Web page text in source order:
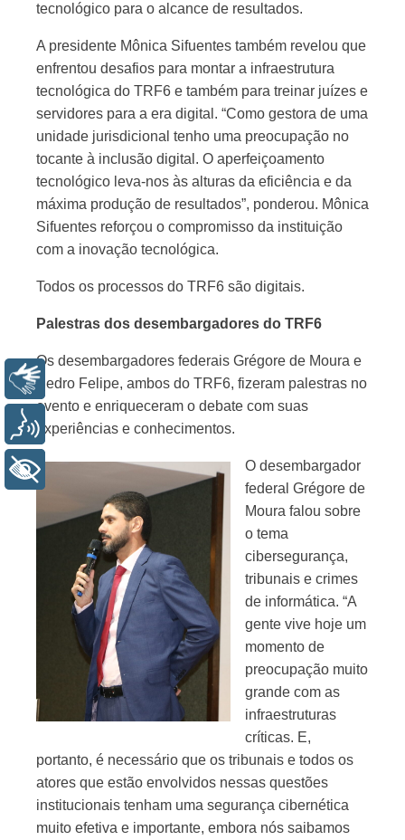
tecnológico para o alcance de resultados.
A presidente Mônica Sifuentes também revelou que
enfrentou desafios para montar a infraestrutura
tecnológica do TRF6 e também para treinar juízes e
servidores para a era digital. “Como gestora de uma
unidade jurisdicional tenho uma preocupação no
tocante à inclusão digital. O aperfeiçoamento
tecnológico leva-nos às alturas da eficiência e da
máxima produção de resultados”, ponderou. Mônica
Sifuentes reforçou o compromisso da instituição
com a inovação tecnológica.
Todos os processos do TRF6 são digitais.
Palestras dos desembargadores do TRF6
Os desembargadores federais Grégore de Moura e
Pedro Felipe, ambos do TRF6, fizeram palestras no
evento e enriqueceram o debate com suas
experiências e conhecimentos.
O desembargador
federal Grégore de
Moura falou sobre
o tema
cibersegurança,
tribunais e crimes
de informática. “A
gente vive hoje um
momento de
preocupação muito
grande com as
infraestruturas
críticas. E,
portanto, é necessário que os tribunais e todos os
atores que estão envolvidos nessas questões
institucionais tenham uma segurança cibernética
muito efetiva e importante, embora nós saibamos
Libras
Voz
+ Acessibilidade